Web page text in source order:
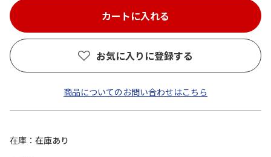
お気に入りに登録する
商品についてのお問い合わせはこちら
在庫
在庫あり